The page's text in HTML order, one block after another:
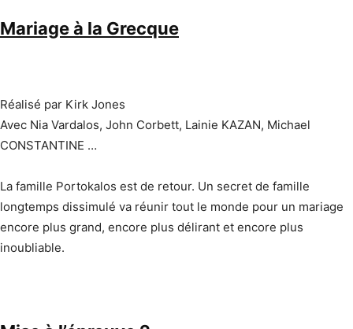
Mariage à la Grecque
Réalisé par Kirk Jones
Avec Nia Vardalos, John Corbett, Lainie KAZAN, Michael
CONSTANTINE …
La famille Portokalos est de retour. Un secret de famille
longtemps dissimulé va réunir tout le monde pour un mariage
encore plus grand, encore plus délirant et encore plus
inoubliable.